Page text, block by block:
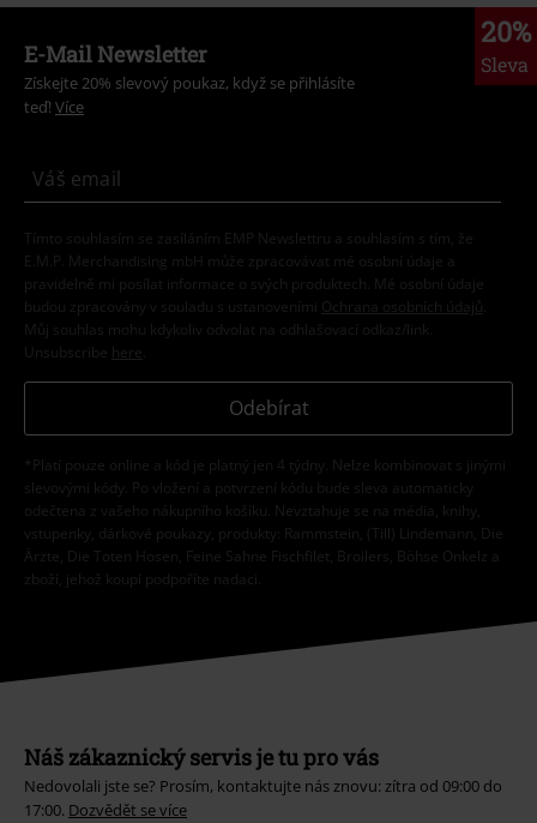
20%
Sleva
E-Mail Newsletter
Získejte 20% slevový poukaz, když se přihlásíte
teď! Více
Tímto souhlasím se zasíláním EMP Newslettru a souhlasím s tím, že
E.M.P. Merchandising mbH může zpracovávat mé osobní údaje a
pravidelně mi posílat informace o svých produktech. Mé osobní údaje
budou zpracovány v souladu s ustanoveními
Ochrana osobních údajů
Můj souhlas mohu kdykoliv odvolat na odhlašovací odkaz/link.
Unsubscribe here
Odebírat
*Platí pouze online a kód je platný jen 4 týdny. Nelze kombinovat s jinými
slevovými kódy. Po vložení a potvrzení kódu bude sleva automaticky
odečtena z vašeho nákupního košíku. Nevztahuje se na média, knihy,
vstupenky, dárkové poukazy, produkty: Rammstein, (Till) Lindemann, Die
Ärzte, Die Toten Hosen, Feine Sahne Fischfilet, Broilers, Böhse Onkelz a
zboží, jehož koupí podpoříte nadaci.
Náš zákaznický servis je tu pro vás
Nedovolali jste se? Prosím, kontaktujte nás znovu: zítra od 09:00 do
17:00. Dozvědět se více